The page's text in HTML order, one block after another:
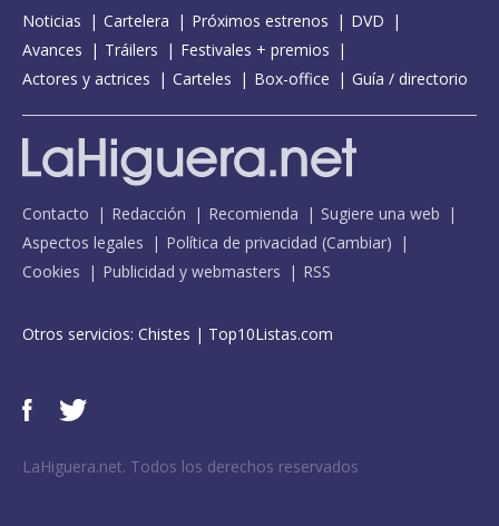
Noticias Cartelera Próximos estrenos
DVD
Avances
Tráilers
Festivales + premios
Actores y actrices
Carteles Box-office Guía / directorio
Contacto Redacción Recomienda
Sugiere una web
Aspectos legales
Política de privacidad (Cambiar)
Cookies
Publicidad y webmasters RSS
Otros servicios: Chistes | Top10Listas.com
LaHiguera.net. Todos los derechos reservados